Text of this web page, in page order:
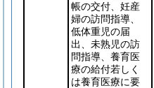
帳の交付、妊産
婦の訪問指導、
低体重児の届
出、未熟児の訪
問指導、養育医
療の給付若しく
は養育医療に要